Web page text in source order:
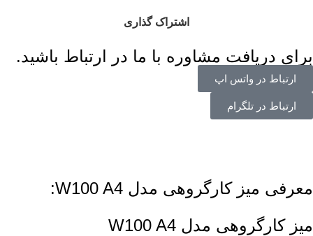
اشتراک گذاری
برای دریافت مشاوره با ما در ارتباط باشید.
ارتباط در واتس اپ
ارتباط در تلگرام
معرفی میز کارگروهی مدل W100 A4:
میز کارگروهی مدل W100 A4